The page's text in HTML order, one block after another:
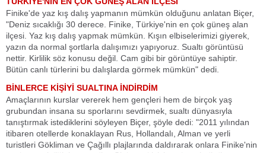
Finike'de yaz kış dalış yapmanın mümkün olduğunu anlatan Biçer,
"Deniz sıcaklığı 30 derece. Finike, Türkiye'nin en çok güneş alan
ilçesi. Yaz kış dalış yapmak mümkün. Kışın elbiselerimizi giyerek,
yazın da normal şortlarla dalışımızı yapıyoruz. Sualtı görüntüsü
nettir. Kirlilik söz konusu değil. Cam gibi bir görüntüye sahiptir.
Bütün canlı türlerini bu dalışlarda görmek mümkün" dedi.
BİNLERCE KİŞİYİ SUALTINA İNDİRDİM
Amaçlarının kurslar vererek hem gençleri hem de birçok yaş
grubundan insana su sporlarını sevdirmek, sualtı dünyasıyla
tanıştırmak istediklerini söyleyen Biçer, şöyle dedi: "2011 yılından
itibaren otellerde konaklayan Rus, Hollandalı, Alman ve yerli
turistleri Gökliman ve Çağıllı plajlarında daldırarak onlara Finike'nin